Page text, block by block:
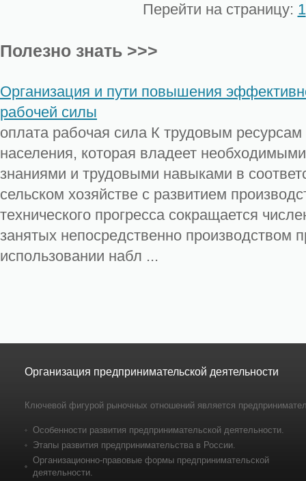
Перейти на страницу: 1
Полезно знать >>>
Организация и пути повышения
рабочей силы
оплата рабочая сила К трудовым ресурсам
населения, которая владеет
знаниями и трудовыми навыками в
сельском хозяйстве с развитием
технического прогресса сокращается
занятых непосредственно производством
использовании набл ...
Организация предпринимательской деятельности
Ключевой фигурой рыночных отношений является
Особенности развития предпринимательской деятельности.
Этапы развития предпринимательства в России.
Организационно-правовые формы предпринимательской
деятельности.